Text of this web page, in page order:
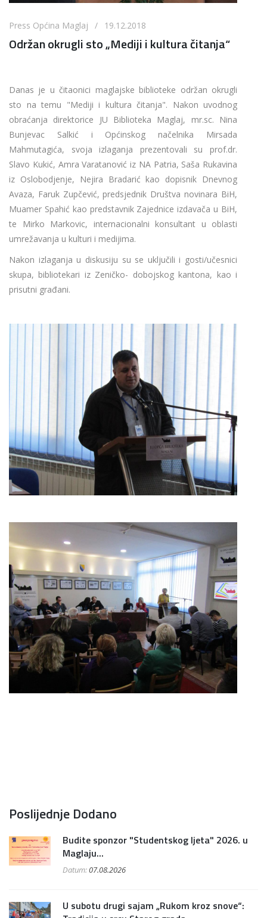
Press Općina Maglaj / 19.12.2018
Održan okrugli sto „Mediji i kultura čitanja“
Danas je u čitaonici maglajske biblioteke održan okrugli
sto na temu "Mediji i kultura čitanja". Nakon uvodnog
obraćanja direktorice JU Biblioteka Maglaj, mr.sc. Nina
Bunjevac Salkić i Općinskog načelnika Mirsada
Mahmutagića, svoja izlaganja prezentovali su prof.dr.
Slavo Kukić, Amra Varatanović iz NA Patria, Saša Rukavina
iz Oslobodjenje, Nejira Bradarić kao dopisnik Dnevnog
Avaza, Faruk Zupčević, predsjednik Društva novinara BiH,
Muamer Spahić kao predstavnik Zajednice izdavača u BiH,
te Mirko Markovic, internacionalni konsultant u oblasti
umrežavanja u kulturi i medijima.
Nakon izlaganja u diskusiju su se uključili i gosti/učesnici
skupa, bibliotekari iz Zeničko- dobojskog kantona, kao i
prisutni građani.
Poslijednje Dodano
Budite sponzor "Studentskog ljeta" 2026. u
Maglaju...
Datum:07.08.2026
U subotu drugi sajam „Rukom kroz snove“: